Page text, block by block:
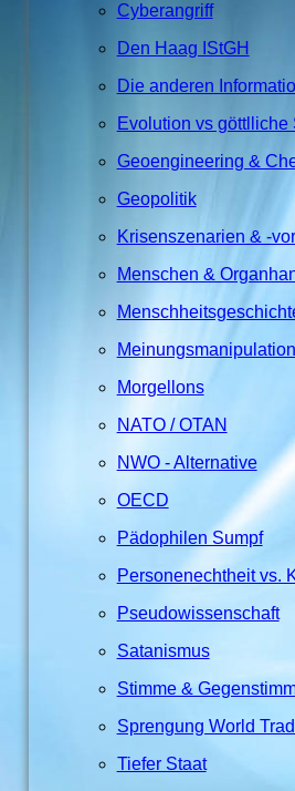
Cyberangriff
Den Haag IStGH
Die anderen
Evolution vs göttlliche
Geoengineering &
Geopolitik
Krisenszenarien & -
Menschen &
Meinungsmanipulation
Morgellons
NATO / OTAN
NWO - Alternative
OECD
Pädophilen Sumpf
Personenechtheit vs.
Pseudowissenschaft
Satanismus
Stimme &
Sprengung World
Tiefer Staat